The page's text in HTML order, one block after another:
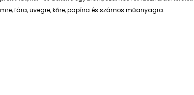
fára, üvegre, kőre, papírra és számos műanyagra.